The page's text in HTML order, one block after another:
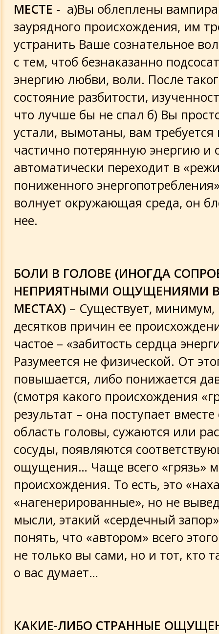
МЕСТЕ - а)Вы облеплены
заурядного происхождения, им
устранить Ваше сознательное
с тем, чтоб безнаказанно
энергию любви, воли. После
состояние разбитости,
что лучше бы не спал б) Вы
устали, вымотаны, вам требуется
частично потерянную энергию и
автоматически переходит в
пониженного
волнует окружающая среда, он
нее.
БОЛИ В ГОЛОВЕ (ИНОГДА
НЕПРИЯТНЫМИ ОЩУЩЕНИЯМИ
МЕСТАХ) – Существует, минимум,
десятков причин ее
частое – «забитость сердца
Разумеется не физической. От
повышается, либо понижается
(смотря какого происхождения
результат – она поступает
область головы, сужаются или
сосуды, появляются
ощущения… Чаще всего «грязь»
происхождения. То есть, это
«нагенерированные», но не
мысли, этакий «сердечный
понять, что «автором» всего
не только вы сами, но и тот, кто
о вас думает…
КАКИЕ-ЛИБО СТРАННЫЕ